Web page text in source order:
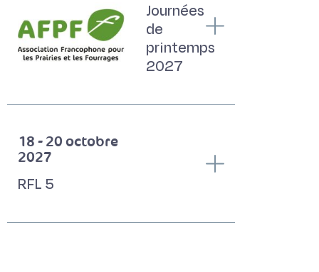
Journées
de
printemps
2027
18 - 20 octobre
2027
RFL 5